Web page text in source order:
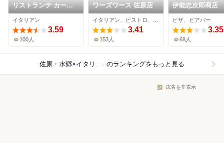
リストランテ カー
ザ・アルべラータ
イタリアン
3.59
100人
ワーズワース 佐原店
3.41
153人
伊能忠次郎商店
ピザ、ビアバー
3.35
68人
佐原・水郷×イタリアン のランキングをもっと見る
広告を非表示